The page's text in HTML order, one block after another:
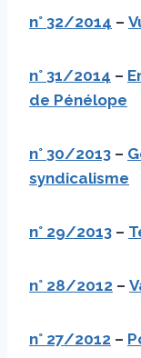
n° 32/2014 –
n° 31/2014 –
de Pénélope
n° 30/2013 –
syndicalisme
n° 29/2013 –
n° 28/2012 –
n° 27/2012 –